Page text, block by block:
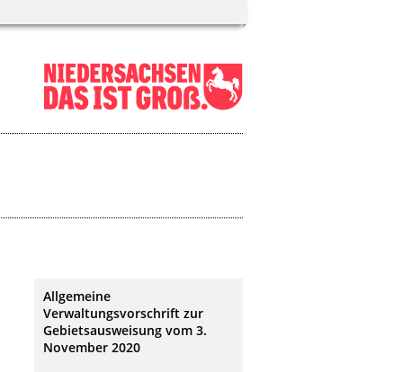
Allgemeine
Verwaltungsvorschrift zur
Gebietsausweisung vom 3.
November 2020